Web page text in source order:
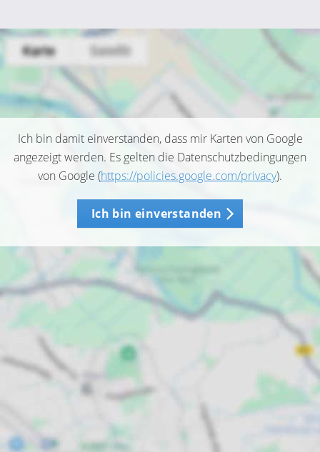
Ich bin damit einverstanden, dass mir Karten von Google
angezeigt werden. Es gelten die Datenschutzbedingungen
von Google (https://policies.google.com/privacy).
Ich bin einverstanden